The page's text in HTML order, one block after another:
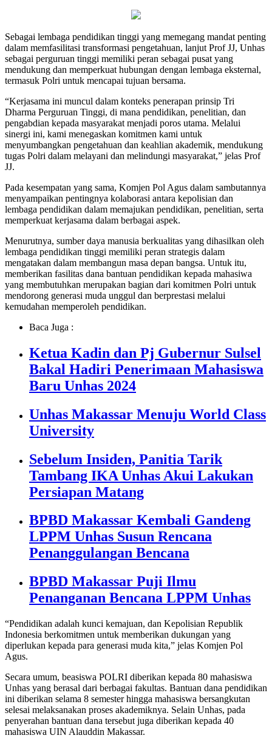
Sebagai lembaga pendidikan tinggi yang memegang mandat penting
dalam memfasilitasi transformasi pengetahuan, lanjut Prof JJ, Unhas
sebagai perguruan tinggi memiliki peran sebagai pusat yang
mendukung dan memperkuat hubungan dengan lembaga eksternal,
termasuk Polri untuk mencapai tujuan bersama.
“Kerjasama ini muncul dalam konteks penerapan prinsip Tri
Dharma Perguruan Tinggi, di mana pendidikan, penelitian, dan
pengabdian kepada masyarakat menjadi poros utama. Melalui
sinergi ini, kami menegaskan komitmen kami untuk
menyumbangkan pengetahuan dan keahlian akademik, mendukung
tugas Polri dalam melayani dan melindungi masyarakat,” jelas Prof
JJ.
Pada kesempatan yang sama, Komjen Pol Agus dalam sambutannya
menyampaikan pentingnya kolaborasi antara kepolisian dan
lembaga pendidikan dalam memajukan pendidikan, penelitian, serta
memperkuat kerjasama dalam berbagai aspek.
Menurutnya, sumber daya manusia berkualitas yang dihasilkan oleh
lembaga pendidikan tinggi memiliki peran strategis dalam
mengatakan dalam membangun masa depan bangsa. Untuk itu,
memberikan fasilitas dana bantuan pendidikan kepada mahasiwa
yang membutuhkan merupakan bagian dari komitmen Polri untuk
mendorong generasi muda unggul dan berprestasi melalui
kemudahan memperoleh pendidikan.
Baca Juga :
Ketua Kadin dan Pj Gubernur Sulsel
Bakal Hadiri Penerimaan Mahasiswa
Baru Unhas 2024
Unhas Makassar Menuju World Class
University
Sebelum Insiden, Panitia Tarik
Tambang IKA Unhas Akui Lakukan
Persiapan Matang
BPBD Makassar Kembali Gandeng
LPPM Unhas Susun Rencana
Penanggulangan Bencana
BPBD Makassar Puji Ilmu
Penanganan Bencana LPPM Unhas
“Pendidikan adalah kunci kemajuan, dan Kepolisian Republik
Indonesia berkomitmen untuk memberikan dukungan yang
diperlukan kepada para generasi muda kita,” jelas Komjen Pol
Agus.
Secara umum, beasiswa POLRI diberikan kepada 80 mahasiswa
Unhas yang berasal dari berbagai fakultas. Bantuan dana pendidikan
ini diberikan selama 8 semester hingga mahasiswa bersangkutan
selesai melaksanakan proses akademiknya. Selain Unhas, pada
penyerahan bantuan dana tersebut juga diberikan kepada 40
mahasiswa UIN Alauddin Makassar.